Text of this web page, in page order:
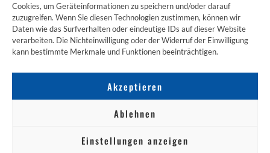
Cookies, um Geräteinformationen zu speichern und/oder darauf
zuzugreifen. Wenn Sie diesen Technologien zustimmen, können wir
Daten wie das Surfverhalten oder eindeutige IDs auf dieser Website
verarbeiten. Die Nichteinwilligung oder der Widerruf der Einwilligung
kann bestimmte Merkmale und Funktionen beeinträchtigen.
Akzeptieren
Ablehnen
Einstellungen anzeigen
ZUM JAKOBSWEG SHOP